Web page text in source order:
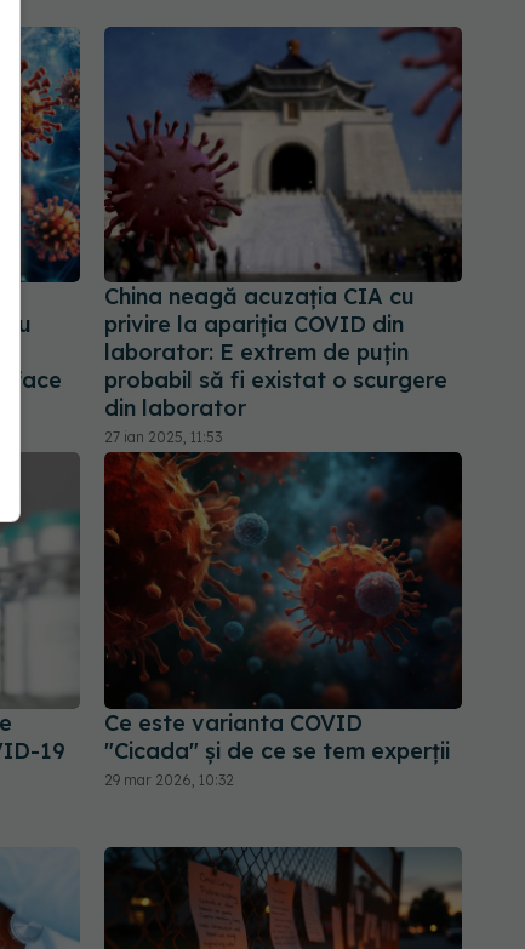
face
China neagă acuzația CIA cu
privire la apariția COVID din
laborator: E extrem de puţin
probabil să fi existat o scurgere
din laborator
27 ian 2025, 11:53
19
Ce este varianta COVID
"Cicada" și de ce se tem experții
29 mar 2026, 10:32